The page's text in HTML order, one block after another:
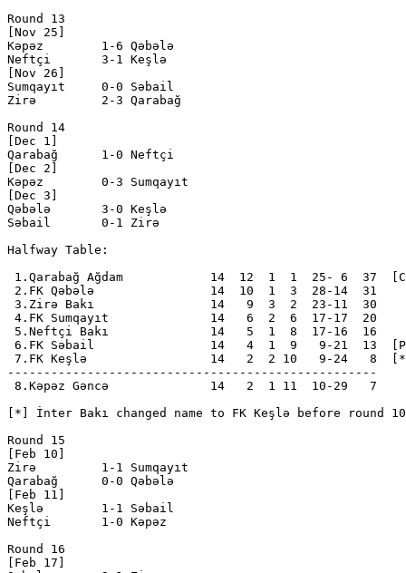
Round 13
[Nov 25]
Kəpəz        1-6 Qəbələ
Neftçi       3-1 Keşlə
[Nov 26]
Sumqayıt     0-0 Səbail
Zirə         2-3 Qarabağ
Round 14
[Dec 1]
Qarabağ      1-0 Neftçi
[Dec 2]
Kəpəz        0-3 Sumqayıt
[Dec 3]
Qəbələ       3-0 Keşlə
Səbail       0-1 Zirə
Halfway Table:
1.Qarabağ Ağdam            14  12  1  1  25- 6  37
2.FK Qəbələ                14  10  1  3  28-14  31
3.Zirə Bakı                14   9  3  2  23-11  30
4.FK Sumqayıt              14   6  2  6  17-17  20
5.Neftçi Bakı              14   5  1  8  17-16  16
6.FK Səbail                14   4  1  9   9-21  13
7.FK Keşlə                 14   2  2 10   9-24   8
---------------------------------------------------
8.Kəpəz Gəncə              14   2  1 11  10-29   7
[*] İnter Bakı changed name to FK Keşlə before round 10
Round 15
[Feb 10]
Zirə         1-1 Sumqayıt
Qarabağ      0-0 Qəbələ
[Feb 11]
Keşlə        1-1 Səbail
Neftçi       1-0 Kəpəz
Round 16
[Feb 17]